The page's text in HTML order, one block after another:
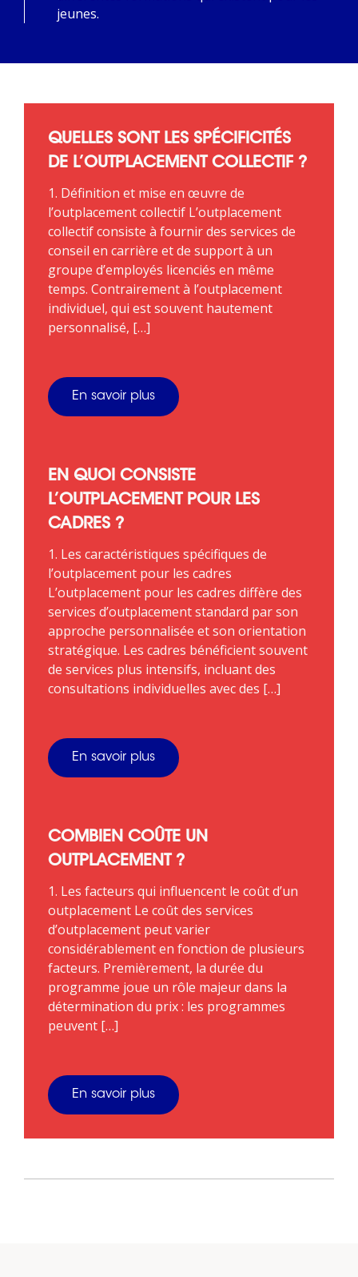
jeunes.
QUELLES SONT LES SPÉCIFICITÉS
DE L’OUTPLACEMENT COLLECTIF ?
1. Définition et mise en œuvre de
l’outplacement collectif L’outplacement
collectif consiste à fournir des services de
conseil en carrière et de support à un
groupe d’employés licenciés en même
temps. Contrairement à l’outplacement
individuel, qui est souvent hautement
personnalisé, […]
En savoir plus
EN QUOI CONSISTE
L’OUTPLACEMENT POUR LES
CADRES ?
1. Les caractéristiques spécifiques de
l’outplacement pour les cadres
L’outplacement pour les cadres diffère des
services d’outplacement standard par son
approche personnalisée et son orientation
stratégique. Les cadres bénéficient souvent
de services plus intensifs, incluant des
consultations individuelles avec des […]
En savoir plus
COMBIEN COÛTE UN
OUTPLACEMENT ?
1. Les facteurs qui influencent le coût d’un
outplacement Le coût des services
d’outplacement peut varier
considérablement en fonction de plusieurs
facteurs. Premièrement, la durée du
programme joue un rôle majeur dans la
détermination du prix : les programmes
peuvent […]
En savoir plus